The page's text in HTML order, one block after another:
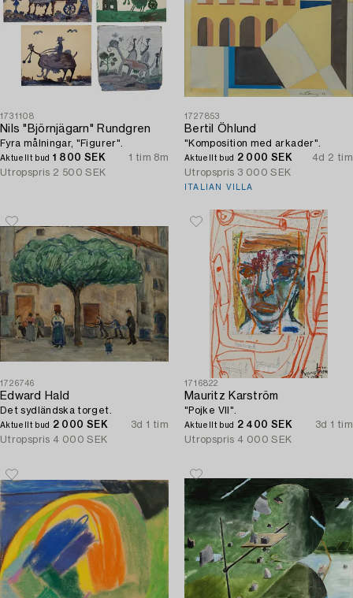
1731108
Nils "Björnjägarn" Rundgren
Fyra målningar, "Figurer".
Aktuellt bud 1 800 SEK
1 tim 8m
Utropspris 2 500 SEK
1727853
Bertil Öhlund
"Komposition med arkader".
Aktuellt bud 2 000 SEK
4d 2 tim
Utropspris 3 000 SEK
ITALIAN VILLA
1726746
Edward Hald
Det sydländska torget.
Aktuellt bud 2 000 SEK
3d 1 tim
Utropspris 4 000 SEK
1716822
Mauritz Karström
"Pojke VII".
Aktuellt bud 2 400 SEK
3d 1 tim
Utropspris 4 000 SEK